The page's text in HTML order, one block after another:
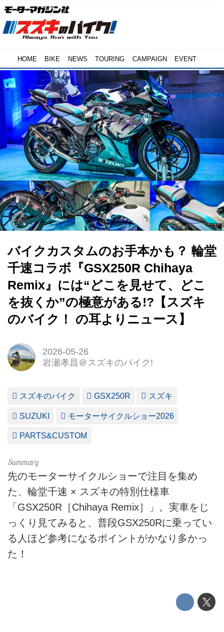
HOME BIKE NEWS TOURING CAMPAIGN EVENT
バイクカスタムのお手本かも？ 輪堂
千速コラボ『GSX250R Chihaya
Remix』には“どこを見せて、どこ
を抜くか”の極意がある!?【スズキ
のバイク！ の耳よりニュース】
2026-05-26
岩瀬孝昌＠スズキのバイク!
スズキのバイク GSX250R スズキ
SUZUKI モーターサイクルショー2026
PARTS&CUSTOM
先のモーターサイクルショーで注目を集め
た、輪堂千速 × スズキの特別仕様車
「GSX250R［Chihaya Remix］」。実車をじ
っくり見てみると、普段GSX250Rに乗ってい
る人ほど参考になるポイントがかなり多かっ
た！